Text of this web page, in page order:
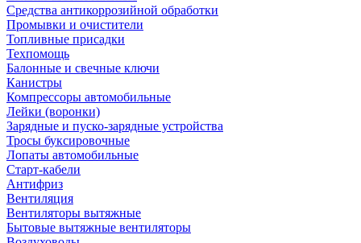
Средства антикоррозийной обработки
Промывки и очистители
Топливные присадки
Техпомощь
Балонные и свечные ключи
Канистры
Компрессоры автомобильные
Лейки (воронки)
Зарядные и пуско-зарядные устройства
Тросы буксировочные
Лопаты автомобильные
Старт-кабели
Антифриз
Вентиляция
Вентиляторы вытяжные
Бытовые вытяжные вентиляторы